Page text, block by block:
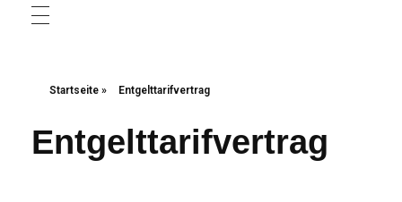
Startseite » Entgelttarifvertrag
Entgelttarifvertrag